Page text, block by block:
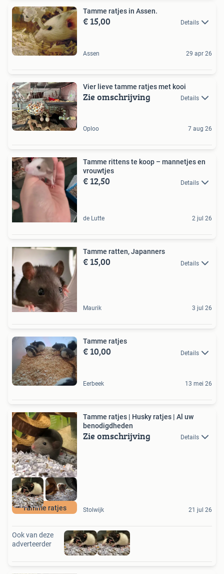
Tamme ratjes in Assen.
€ 15,00 Details
Assen 29 apr 26
Vier lieve tamme ratjes met kooi
Zie omschrijving Details
Oploo 7 aug 26
Tamme rittens te koop – mannetjes en
vrouwtjes
€ 12,50 Details
de Lutte 2 jul 26
Tamme ratten, Japanners
€ 15,00 Details
Maurik 3 jul 26
Tamme ratjes
€ 10,00 Details
Eerbeek 13 mei 26
Tamme ratjes
Tamme ratjes | Husky ratjes | Al uw
benodigdheden
Zie omschrijving Details
Stolwijk 21 jul 26
Ook van deze
adverteerder